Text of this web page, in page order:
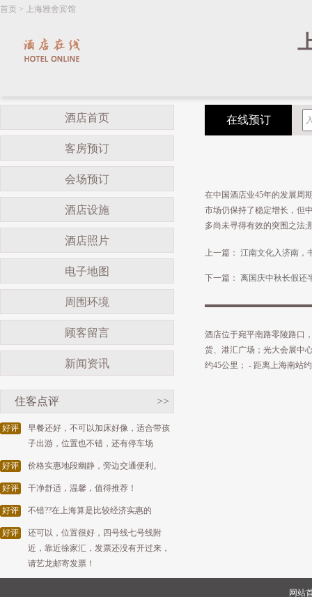
首页 > 上海雅舍宾馆
酒店首页
客房预订
会场预订
酒店设施
酒店照片
电子地图
周围环境
顾客留言
新闻资讯
住客点评 >>
好评
早餐还好，不可以加床好像，适合带孩
子出游，位置也不错，还有停车场
好评 价格实惠地段幽静，旁边交通便利。
好评 干净舒适，温馨，值得推荐！
好评 不错??在上海算是比较经济实惠的
好评
还可以，位置很好，四号线七号线附
近，靠近徐家汇，发票还没有开过来，
请艺龙邮寄发票！
在线预订
在中国酒店业45年的发展周
市场仍保持了稳定增长，但
多尚未寻得有效的突围之法;
上一篇： 江南文化入济南，
下一篇： 离国庆中秋长假还
酒店位于宛平南路零陵路口
货、港汇广场；光大会展中
约45公里； - 距离上海南站
网站